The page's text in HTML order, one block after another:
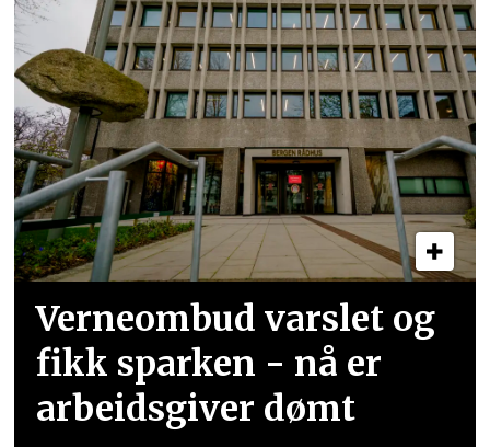
Verneombud varslet og
fikk sparken - nå er
arbeidsgiver dømt